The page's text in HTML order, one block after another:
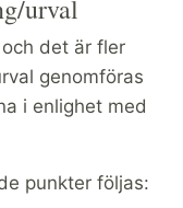
urval
det är fler
genomföras
i enlighet med
punkter följas: